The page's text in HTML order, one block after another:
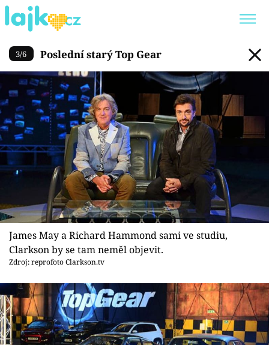
Trendy: KARLOS VÉMOLA
ONLYFANS
SHOPAHOLICADEL
CLASH OF THE STARS
Témata
Showbyznys
Youtubeři
Virály
Sex a vztahy
Videa
Sledujte prima+
Poslední starý Top Gear
3/6 Poslední starý Top Gear
James May a Richard Hammond sami ve studiu,
Clarkson by se tam neměl objevit.
Zdroj: reprofoto Clarkson.tv